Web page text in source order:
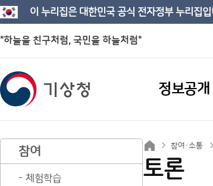
이 누리집은 대한민국 공식 전자정부 누리집입
"하늘을 친구처럼, 국민을 하늘처럼"
정보공개
참여
체험학습
참여·소통
토론